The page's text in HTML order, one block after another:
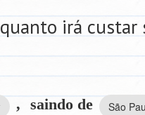
quanto irá custar
, saindo de São